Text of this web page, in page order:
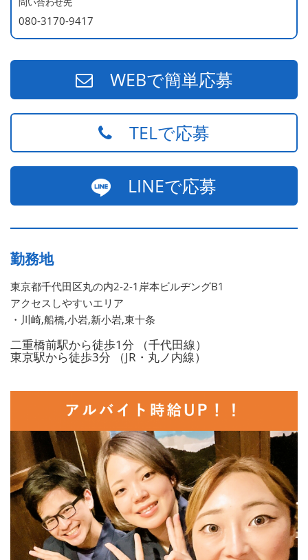
080-3170-9417
WEBで簡単応募
TELで応募
LINEで応募
勤務地
東京都千代田区丸の内2-2-1岸本ビルヂングB1
アクセスしやすいエリア
・川崎,船橋,小岩,新小岩,東十条
二重橋前駅から徒歩1分 （千代田線）
東京駅から徒歩3分 （JR・丸ノ内線）